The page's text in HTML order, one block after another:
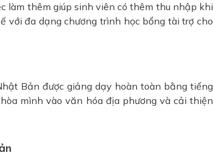
làm thêm giúp sinh viên có thêm thu nhập khi
với đa dạng chương trình học bổng tài trợ cho
Bản được giảng dạy hoàn toàn bằng tiếng
mình vào văn hóa địa phương và cải thiện